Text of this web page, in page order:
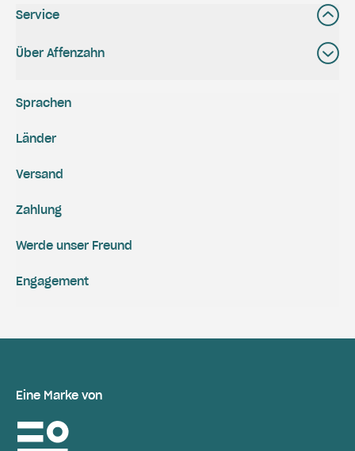
Service
Über Affenzahn
Versand
Zahlung
Engagement
Werde unser Freund
Sprachen
Länder
Eine Marke von